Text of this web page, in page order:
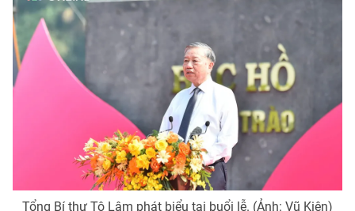
Tổng Bí thư Tô Lâm phát biểu tại buổi lễ. (Ảnh: Vũ Kiên)